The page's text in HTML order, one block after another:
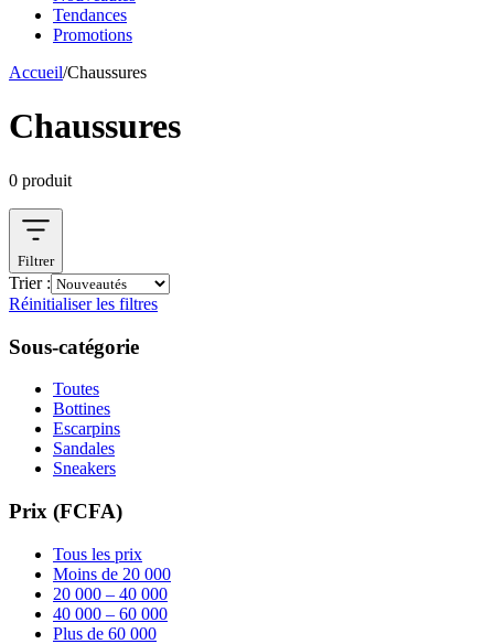
Tendances
Promotions
Accueil/Chaussures
Chaussures
0 produit
Filtrer
Trier :
Réinitialiser les filtres
Sous-catégorie
Toutes
Bottines
Escarpins
Sandales
Sneakers
Prix (FCFA)
Tous les prix
Moins de 20 000
20 000 – 40 000
40 000 – 60 000
Plus de 60 000